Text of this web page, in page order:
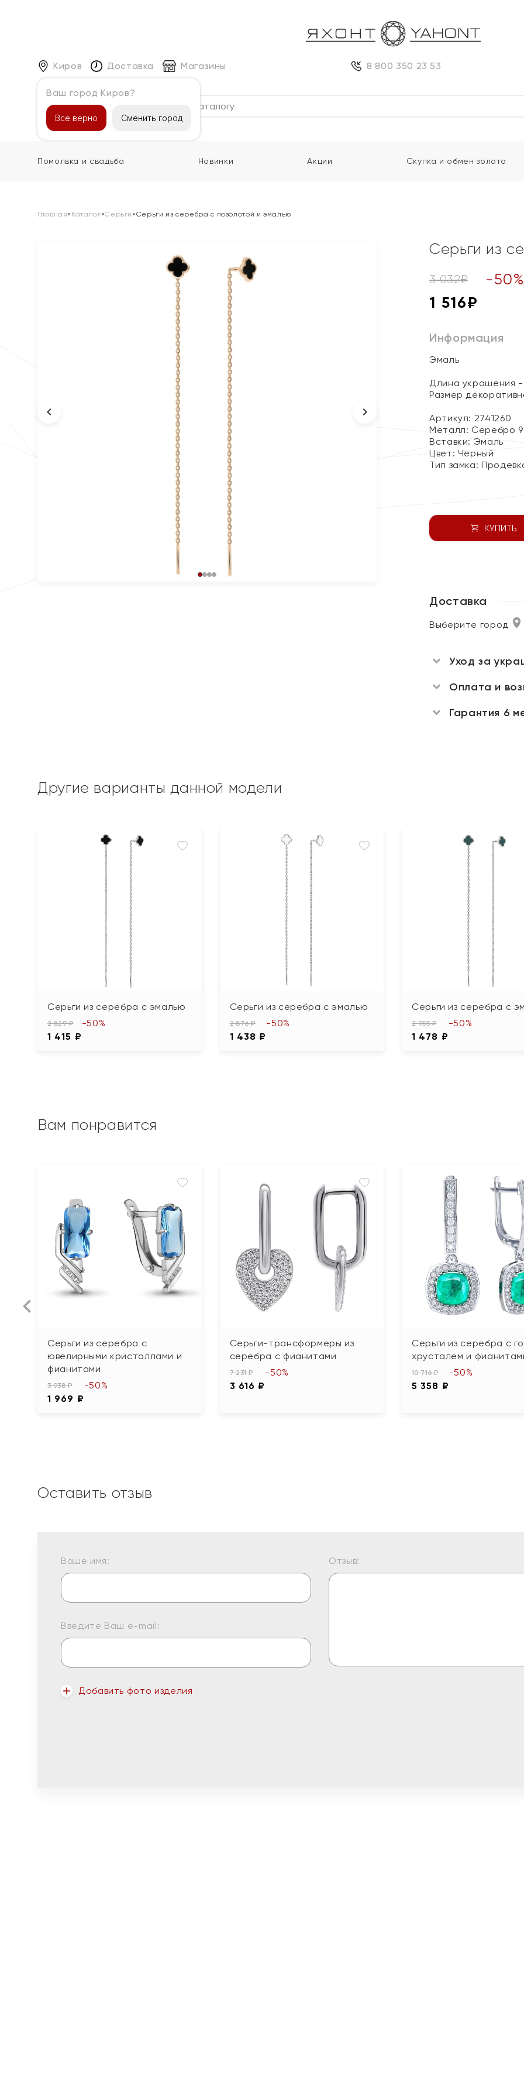
Киров
Ваш город Киров?
Все верно Сменить город
Доставка Магазины 8 800 350 23 53
Каталог
Помолвка и свадьба Новинки Акции Скупка и обмен золота
Главная» Каталог»Серьги »Серьги из серебра с позолотой и эмалью
Серьги из
3 032₽ -50%
1 516₽
Информация
Эмаль
Длина украшения -
Размер
Артикул: 2741260
Металл: Серебро
Вставки: Эмаль
Цвет: Черный
Тип замка:
КУПИТЬ
Доставка
Выберите город
Уход за
Оплата и
Гарантия 6
Другие варианты данной модели
Серьги из серебра с эмалью
2 829 ₽
1 415 ₽
-50%
Серьги из серебра с эмалью
2 876 ₽
1 438 ₽
-50%
Серьги из серебра с
2 955 ₽
1 478 ₽
-50%
Вам понравится
Серьги из серебра с
ювелирными кристаллами и
фианитами
3 938 ₽
1 969 ₽
-50%
Серьги-трансформеры из
серебра с фианитами
7 231 ₽
3 616 ₽
-50%
Серьги из серебра с
хрусталем и
10 716 ₽
5 358 ₽
-50%
Оставить отзыв
Ваше имя:
Введите Ваш e-mail:
Добавить фото изделия
Отзыв: